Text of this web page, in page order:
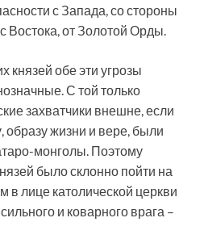
с Запада, со стороны
Востока, от Золотой Орды.
князей обе эти угрозы
С той только
захватчики внешне, если
образу жизни и вере, были
монголы. Поэтому
было склонно пойти на
в лице католической церкви
и коварного врага –